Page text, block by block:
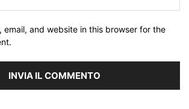
email, and website in this browser for the